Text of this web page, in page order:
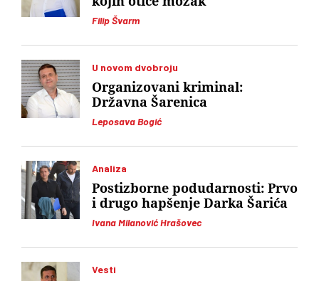
Filip Švarm
U novom dvobroju
Leposava Bogić
Organizovani kriminal:
Državna Šarenica
Analiza
Ivana Milanović Hrašovec
Postizborne podudarnosti: Prvo
i drugo hapšenje Darka Šarića
Vesti